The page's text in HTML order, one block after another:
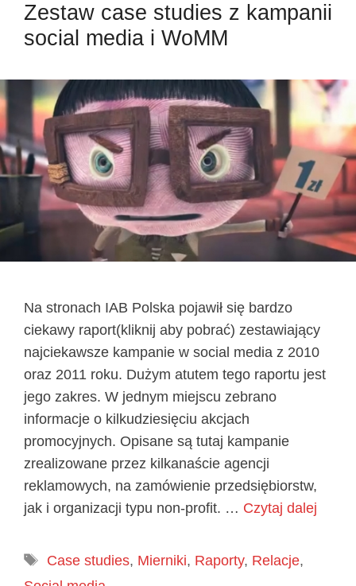
Zestaw case studies z kampanii
social media i WoMM
Na stronach IAB Polska pojawił się bardzo
ciekawy raport(kliknij aby pobrać) zestawiający
najciekawsze kampanie w social media z 2010
oraz 2011 roku. Dużym atutem tego raportu jest
jego zakres. W jednym miejscu zebrano
informacje o kilkudziesięciu akcjach
promocyjnych. Opisane są tutaj kampanie
zrealizowane przez kilkanaście agencji
reklamowych, na zamówienie przedsiębiorstw,
jak i organizacji typu non-profit. … Czytaj dalej
Tagi
Case studies, Mierniki, Raporty, Relacje,